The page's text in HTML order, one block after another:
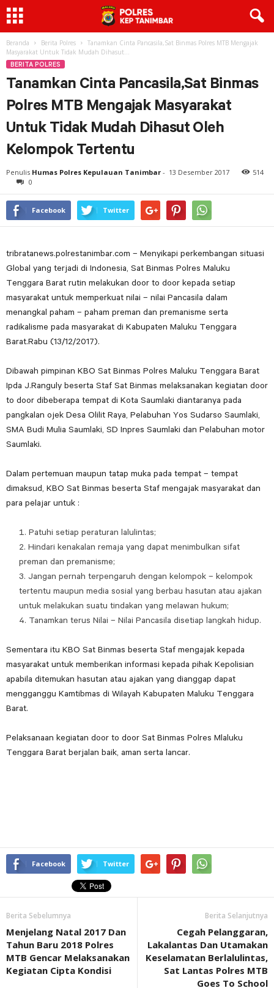
Beranda Berita Polres
Tanamkan Cinta Pancasila,Sat Binmas Polres MTB Mengajak
Masyarakat Untuk Tidak Mudah Dihasut...
BERITA POLRES
Tanamkan Cinta Pancasila,Sat Binmas
Polres MTB Mengajak Masyarakat
Untuk Tidak Mudah Dihasut Oleh
Kelompok Tertentu
Penulis Humas Polres Kepulauan Tanimbar - 13 Desember 2017
514
0
Facebook Twitter
tribratanews.polrestanimbar.com – Menyikapi perkembangan situasi
Global yang terjadi di Indonesia, Sat Binmas Polres Maluku
Tenggara Barat rutin melakukan door to door kepada setiap
masyarakat untuk memperkuat nilai – nilai Pancasila dalam
menangkal paham – paham preman dan premanisme serta
radikalisme pada masyarakat di Kabupaten Maluku Tenggara
Barat.Rabu (13/12/2017).
Dibawah pimpinan KBO Sat Binmas Polres Maluku Tenggara Barat
Ipda J.Ranguly beserta Staf Sat Binmas melaksanakan kegiatan door
to door dibeberapa tempat di Kota Saumlaki diantaranya pada
pangkalan ojek Desa Olilit Raya, Pelabuhan Yos Sudarso Saumlaki,
SMA Budi Mulia Saumlaki, SD Inpres Saumlaki dan Pelabuhan motor
Saumlaki.
Dalam pertemuan maupun tatap muka pada tempat – tempat
dimaksud, KBO Sat Binmas beserta Staf mengajak masyarakat dan
para pelajar untuk :
Patuhi setiap peraturan lalulintas;
Hindari kenakalan remaja yang dapat menimbulkan sifat
preman dan premanisme;
Jangan pernah terpengaruh dengan kelompok – kelompok
tertentu maupun media sosial yang berbau hasutan atau ajakan
untuk melakukan suatu tindakan yang melawan hukum;
Tanamkan terus Nilai – Nilai Pancasila disetiap langkah hidup.
Sementara itu KBO Sat Binmas beserta Staf mengajak kepada
masyarakat untuk memberikan informasi kepada pihak Kepolisian
apabila ditemukan hasutan atau ajakan yang dianggap dapat
mengganggu Kamtibmas di Wilayah Kabupaten Maluku Tenggara
Barat.
Pelaksanaan kegiatan door to door Sat Binmas Polres Mlaluku
Tenggara Barat berjalan baik, aman serta lancar.
Facebook Twitter
Berita Sebelumnya
Menjelang Natal 2017 Dan
Tahun Baru 2018 Polres
MTB Gencar Melaksanakan
Kegiatan Cipta Kondisi
Berita Selanjutnya
Cegah Pelanggaran,
Lakalantas Dan Utamakan
Keselamatan Berlalulintas,
Sat Lantas Polres MTB
Goes To School